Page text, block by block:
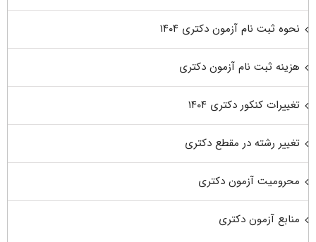
نحوه ثبت نام آزمون دکتری ۱۴۰۴
هزینه ثبت نام آزمون دکتری
تغییرات کنکور دکتری ۱۴۰۴
تغییر رشته در مقطع دکتری
محرومیت آزمون دکتری
منابع آزمون دکتری